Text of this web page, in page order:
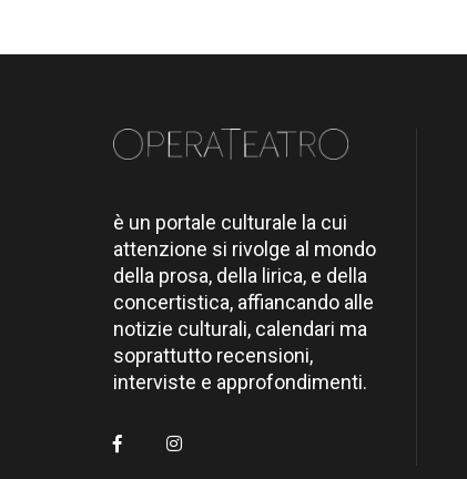
è un portale culturale la cui
attenzione si rivolge al mondo
della prosa, della lirica, e della
concertistica, affiancando alle
notizie culturali, calendari ma
soprattutto recensioni,
interviste e approfondimenti.